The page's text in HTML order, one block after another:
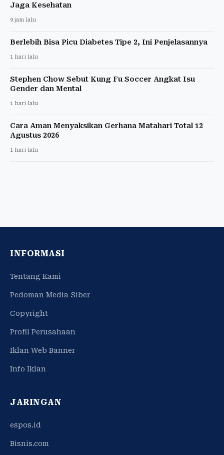
Jaga Kesehatan
9 jam lalu
Berlebih Bisa Picu Diabetes Tipe 2, Ini Penjelasannya
1 hari lalu
Stephen Chow Sebut Kung Fu Soccer Angkat Isu
Gender dan Mental
1 hari lalu
Cara Aman Menyaksikan Gerhana Matahari Total 12
Agustus 2026
1 hari lalu
INFORMASI
Tentang Kami
Pedoman Media Siber
Copyright
Profil Perusahaan
Iklan Web Banner
Info Iklan
JARINGAN
espos.id
Bisnis.com